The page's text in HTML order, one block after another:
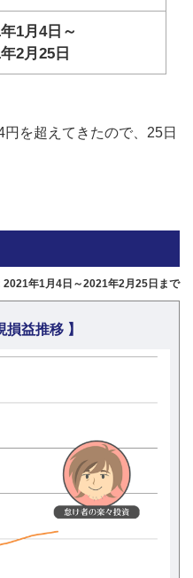
1月4日～
2月25日
を超えてきたので、25日
2021年1月4日～2021年2月25日まで
益推移 】